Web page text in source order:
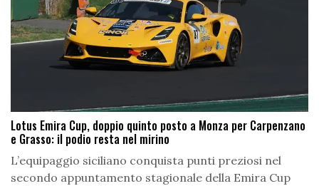
Lotus Emira Cup, doppio quinto posto a Monza per Carpenzano
e Grasso: il podio resta nel mirino
L’equipaggio siciliano conquista punti preziosi nel
secondo appuntamento stagionale della Emira Cup